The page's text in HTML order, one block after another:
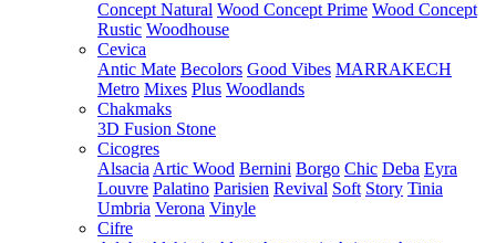
Concept Natural Wood Concept Prime Wood Concept
Rustic Woodhouse
Cevica
Antic Mate Becolors Good Vibes MARRAKECH
Metro Mixes Plus Woodlands
Chakmaks
3D Fusion Stone
Cicogres
Alsacia Artic Wood Bernini Borgo Chic Deba Eyra
Louvre Palatino Parisien Revival Soft Story Tinia
Umbria Verona Vinyle
Cifre